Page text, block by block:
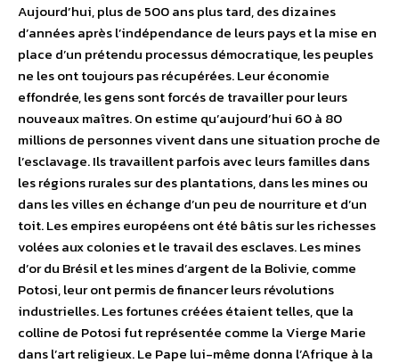
Aujourd’hui, plus de 500 ans plus tard, des dizaines
d’années après l’indépendance de leurs pays et la mise en
place d’un prétendu processus démocratique, les peuples
ne les ont toujours pas récupérées. Leur économie
effondrée, les gens sont forcés de travailler pour leurs
nouveaux maîtres. On estime qu’aujourd’hui 60 à 80
millions de personnes vivent dans une situation proche de
l’esclavage. Ils travaillent parfois avec leurs familles dans
les régions rurales sur des plantations, dans les mines ou
dans les villes en échange d’un peu de nourriture et d’un
toit. Les empires européens ont été bâtis sur les richesses
volées aux colonies et le travail des esclaves. Les mines
d’or du Brésil et les mines d’argent de la Bolivie, comme
Potosi, leur ont permis de financer leurs révolutions
industrielles. Les fortunes créées étaient telles, que la
colline de Potosi fut représentée comme la Vierge Marie
dans l’art religieux. Le Pape lui-même donna l’Afrique à la